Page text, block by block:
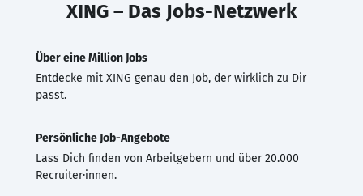
XING – Das Jobs-Netzwerk
Über eine Million Jobs
Entdecke mit XING genau den Job, der wirklich zu Dir
passt.
Persönliche Job-Angebote
Lass Dich finden von Arbeitgebern und über 20.000
Recruiter·innen.